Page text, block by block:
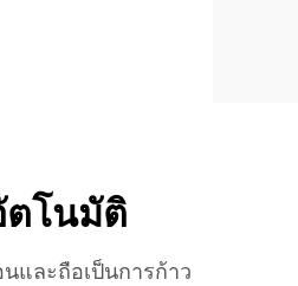
ตโนมัติ
และถือเป็นการก้าว